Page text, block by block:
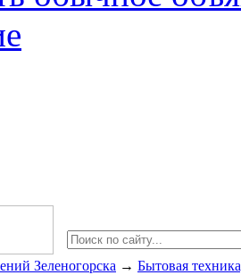
Зеленогорска → Бытовая